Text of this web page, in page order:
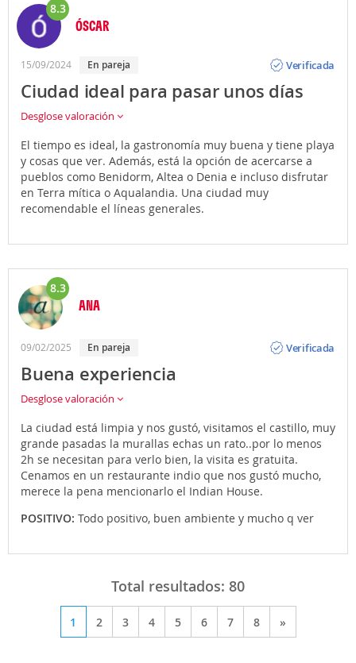
8.3
ÓSCAR
15/09/2024 en pareja
Verificada
Ciudad ideal para pasar unos días
Desglose valoración
El tiempo es ideal, la gastronomía muy buena y tiene playa
y cosas que ver. Además, está la opción de acercarse a
pueblos como Benidorm, Altea o Denia e incluso disfrutar
en Terra mítica o Aqualandia. Una ciudad muy
recomendable el líneas generales.
8.3
ANA
09/02/2025 en pareja
Verificada
Buena experiencia
Desglose valoración
La ciudad está limpia y nos gustó, visitamos el castillo, muy
grande pasadas la murallas echas un rato..por lo menos
2h se necesitan para verlo bien, la visita es gratuita.
Cenamos en un restaurante indio que nos gustó mucho,
merece la pena mencionarlo el Indian House.
POSITIVO: Todo positivo, buen ambiente y mucho q ver
Total resultados: 80
1 2 3 4 5 6 7 8 »